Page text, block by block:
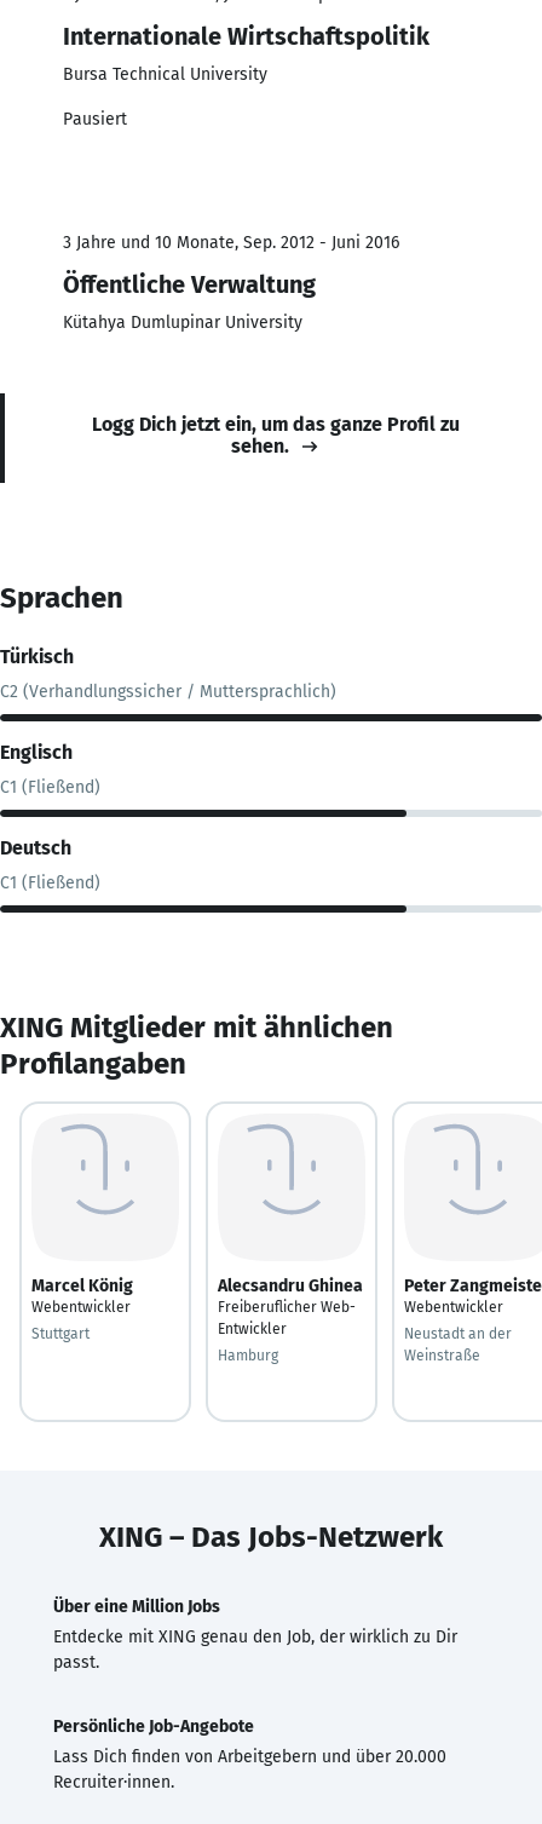
Internationale Wirtschaftspolitik
Bursa Technical University
Pausiert
3 Jahre und 10 Monate, Sep. 2012 - Juni 2016
Öffentliche Verwaltung
Kütahya Dumlupinar University
Logg Dich jetzt ein, um das ganze Profil zu
sehen.
Sprachen
Türkisch
C2 (Verhandlungssicher / Muttersprachlich)
Englisch
C1 (Fließend)
Deutsch
C1 (Fließend)
XING Mitglieder mit ähnlichen
Profilangaben
Marcel König
Webentwickler
Stuttgart
Alecsandru Ghinea
Freiberuflicher Web-
Entwickler
Hamburg
Peter
Webentwickler
Neustadt an der
Weinstraße
XING – Das Jobs-Netzwerk
Über eine Million Jobs
Entdecke mit XING genau den Job, der wirklich zu Dir
passt.
Persönliche Job-Angebote
Lass Dich finden von Arbeitgebern und über 20.000
Recruiter·innen.